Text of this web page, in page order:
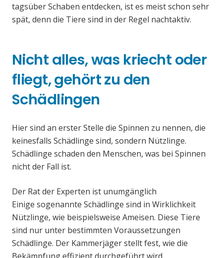
tagsüber Schaben entdecken, ist es meist schon sehr
spät, denn die Tiere sind in der Regel nachtaktiv.
Nicht alles, was kriecht oder
fliegt, gehört zu den
Schädlingen
Hier sind an erster Stelle die Spinnen zu nennen, die
keinesfalls Schädlinge sind, sondern Nützlinge.
Schädlinge schaden den Menschen, was bei Spinnen
nicht der Fall ist.
Der Rat der Experten ist unumgänglich
Einige sogenannte Schädlinge sind in Wirklichkeit
Nützlinge, wie beispielsweise Ameisen. Diese Tiere
sind nur unter bestimmten Voraussetzungen
Schädlinge. Der Kammerjäger stellt fest, wie die